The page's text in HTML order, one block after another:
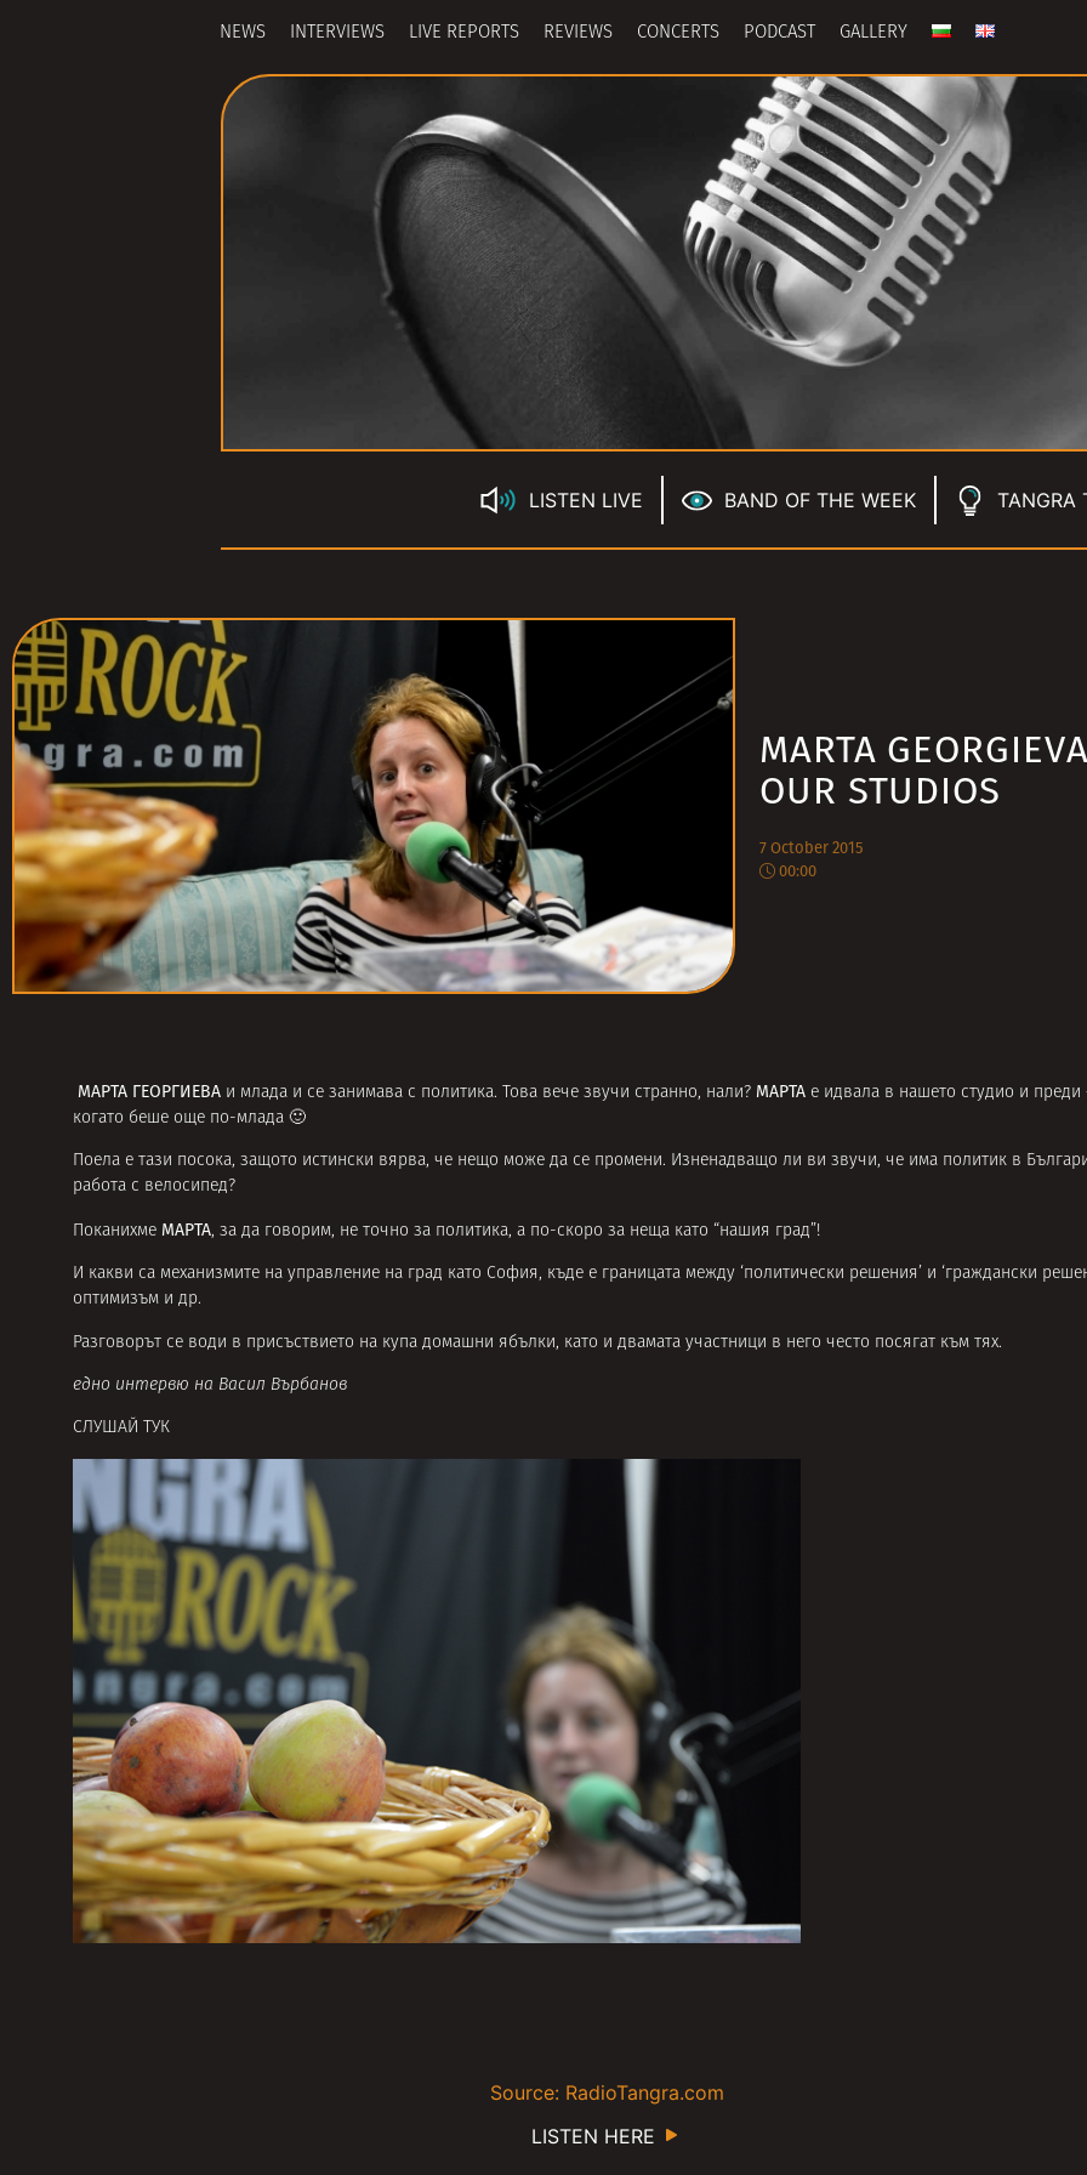
NEWS INTERVIEWS LIVE REPORTS REVIEWS CONCERTS PODCAST GALLERY
LISTEN LIVE BAND OF THE WEEK TANGRA
MARTA
OUR STUDIOS
7 October 2015
00:00
МАРТА ГЕОРГИЕВА и млада и се занимава с политика. Това вече звучи странно, нали? МАРТА е идвала в нашето студио и преди
когато беше още по-млада 🙂
Поела е тази посока, защото истински вярва, че нещо може да се промени. Изненадващо ли ви звучи, че има политик в
работа с велосипед?
Поканихме МАРТА, за да говорим, не точно за политика, а по-скоро за неща като “нашия град”!
И какви са механизмите на управление на град като София, къде е границата между ‘политически решения’ и ‘граждански
оптимизъм и др.
Разговорът се води в присъствието на купа домашни ябълки, като и двамата участници в него често посягат към тях.
едно интервю на Васил Върбанов
СЛУШАЙ ТУК
Source: RadioTangra.com
LISTEN HERE